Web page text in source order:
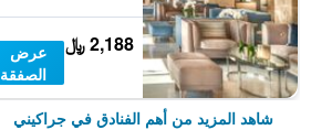
2,188 ﷼
عرض
الصفقة
شاهد المزيد من أهم الفنادق في جراكيني